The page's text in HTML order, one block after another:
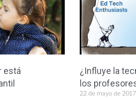
está
¿Influye la
los
22 de mayo de 2017